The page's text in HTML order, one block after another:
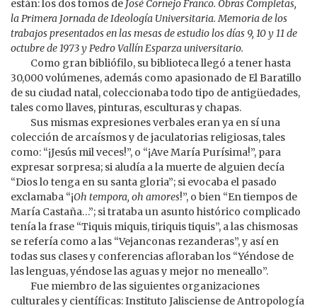
están: los dos tomos de José Cornejo Franco. Obras Completas,
la Primera Jornada de Ideología Universitaria. Memoria de los
trabajos presentados en las mesas de estudio los días 9, 10 y 11 de
octubre de 1973 y Pedro Vallín Esparza universitario.
Como gran bibliófilo, su biblioteca llegó a tener hasta
30,000 volúmenes, además como apasionado de El Baratillo
de su ciudad natal, coleccionaba todo tipo de antigüedades,
tales como llaves, pinturas, esculturas y chapas.
Sus mismas expresiones verbales eran ya en sí una
colección de arcaísmos y de jaculatorias religiosas, tales
como: “¡Jesús mil veces!”, o “¡Ave María Purísima!”, para
expresar sorpresa; si aludía a la muerte de alguien decía
“Dios lo tenga en su santa gloria”; si evocaba el pasado
exclamaba “¡Oh tempora, oh amores!”, o bien “En tiempos de
María Castaña…”; si trataba un asunto histórico complicado
tenía la frase “Tiquis miquis, tiriquis tiquis”, a las chismosas
se refería como a las “Vejanconas rezanderas”, y así en
todas sus clases y conferencias afloraban los “Yéndose de
las lenguas, yéndose las aguas y mejor no meneallo”.
Fue miembro de las siguientes organizaciones
culturales y científicas: Instituto Jalisciense de Antropología